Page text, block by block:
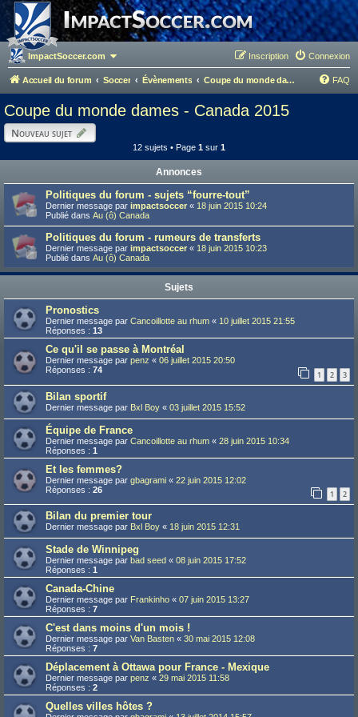
ImpactSoccer.com Connexion
Inscription
Accueil du forum Soccer Évènements Coupe du monde dames - Canada 2015 FAQ
Coupe du monde dames - Canada 2015
Nouveau sujet
12 sujets • Page 1 sur 1
Annonces
Politiques du forum - sujets “fourre-tout”
Dernier message par impactsoccer « 18 juin 2015 10:24
Publié dans Au (ô) Canada
Politiques du forum - rumeurs de transferts
Dernier message par impactsoccer « 18 juin 2015 10:23
Publié dans Au (ô) Canada
Sujets
Pronostics
Dernier message par Cancoillotte au rhum « 10 juillet 2015 21:55
Réponses : 13
Ce qu'il se passe à Montréal
Dernier message par penz « 06 juillet 2015 20:50
Réponses : 74 1 2 3
Bilan sportif
Dernier message par Bxl Boy « 03 juillet 2015 15:52
Équipe de France
Dernier message par Cancoillotte au rhum « 28 juin 2015 10:34
Réponses : 1
Et les femmes?
Dernier message par gbagrami « 22 juin 2015 12:02
Réponses : 26 1 2
Bilan du premier tour
Dernier message par Bxl Boy « 18 juin 2015 12:31
Stade de Winnipeg
Dernier message par bad seed « 08 juin 2015 17:52
Réponses : 1
Canada-Chine
Dernier message par Frankinho « 07 juin 2015 13:27
Réponses : 7
C'est dans moins d'un mois !
Dernier message par Van Basten « 30 mai 2015 12:08
Réponses : 7
Déplacement à Ottawa pour France - Mexique
Dernier message par penz « 29 mai 2015 11:58
Réponses : 2
Quelles villes hôtes ?